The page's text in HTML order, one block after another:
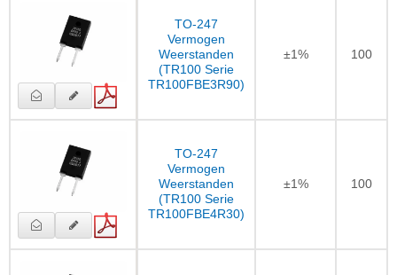
TO-247
Vermogen
Weerstanden
(TR100 Serie
TR100FBE3R90)
±1% 100
TO-247
Vermogen
Weerstanden
(TR100 Serie
TR100FBE4R30)
±1% 100